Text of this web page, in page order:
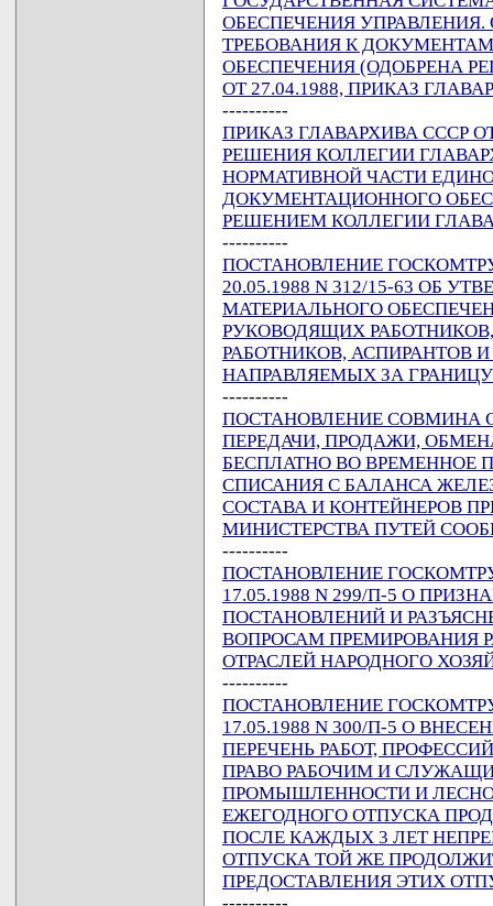
ОБЕСПЕЧЕНИЯ
ТРЕБОВАНИЯ К
ОБЕСПЕЧЕНИЯ (ОДОБРЕНА
ОТ 27.04.1988, ПРИКАЗ
----------
ПРИКАЗ ГЛАВАРХИВА СССР
РЕШЕНИЯ КОЛЛЕГИИ
НОРМАТИВНОЙ ЧАСТИ
ДОКУМЕНТАЦИОННОГО
РЕШЕНИЕМ КОЛЛЕГИИ
----------
ПОСТАНОВЛЕНИЕ
20.05.1988 N 312/15-63 ОБ
МАТЕРИАЛЬНОГО
РУКОВОДЯЩИХ
РАБОТНИКОВ, АСПИРАНТОВ
НАПРАВЛЯЕМЫХ ЗА
----------
ПОСТАНОВЛЕНИЕ СОВМИНА
ПЕРЕДАЧИ, ПРОДАЖИ,
БЕСПЛАТНО ВО ВРЕМЕННОЕ
СПИСАНИЯ С БАЛАНСА
СОСТАВА И КОНТЕЙНЕРОВ
МИНИСТЕРСТВА ПУТЕЙ
----------
ПОСТАНОВЛЕНИЕ
17.05.1988 N 299/П-5 О
ПОСТАНОВЛЕНИЙ И
ВОПРОСАМ ПРЕМИРОВАНИЯ
ОТРАСЛЕЙ НАРОДНОГО
----------
ПОСТАНОВЛЕНИЕ
17.05.1988 N 300/П-5 О
ПЕРЕЧЕНЬ РАБОТ,
ПРАВО РАБОЧИМ И
ПРОМЫШЛЕННОСТИ И
ЕЖЕГОДНОГО ОТПУСКА
ПОСЛЕ КАЖДЫХ 3 ЛЕТ
ОТПУСКА ТОЙ ЖЕ
ПРЕДОСТАВЛЕНИЯ ЭТИХ